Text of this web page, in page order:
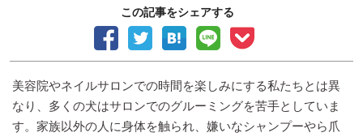
この記事をシェアする
美容院やネイルサロンでの時間を楽しみにする私たちとは異
なり、多くの犬はサロンでのグルーミングを苦手としていま
す。家族以外の人に身体を触られ、嫌いなシャンプーやら爪